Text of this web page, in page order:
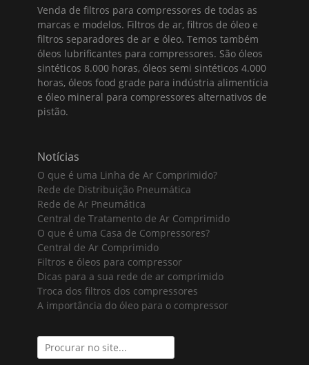
Venda de filtros para compressores de todas as
marcas e modelos. Filtros de ar, filtros de óleo e
filtros separadores de ar e óleo. Temos também
óleos lubrificantes para compressores. São óleos
sintéticos 8.000 horas, óleos semi sintéticos 4.000
horas, óleos food grade para indústria alimentícia
e óleo mineral para compressores alternativos de
pistão.
Notícias
O que é uma Linha de Ar Comprimido?
Rede de Distribuição Pneumática
Rede de Ar Pneumática
Central de Tratamento de Ar Comprimido
O que é uma Casa de Compressores?
Central de Ar Comprimido
Filtros e óleos para compressor
Dicas para a sua rede de ar comprimido
Troca dos filtros dos compressores
A importância do óleo para o compressor
Search
for: